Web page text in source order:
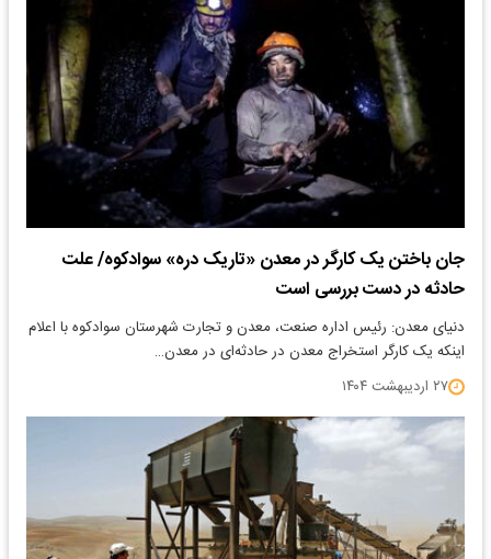
جان باختن یک کارگر در معدن «تاریک دره» سوادکوه/ علت
حادثه در دست بررسی است
دنیای معدن: رئیس اداره صنعت، معدن و تجارت شهرستان سوادکوه با اعلام
اینکه یک کارگر استخراج معدن در حادثه‌ای در معدن…
۲۷ اردیبهشت ۱۴۰۴